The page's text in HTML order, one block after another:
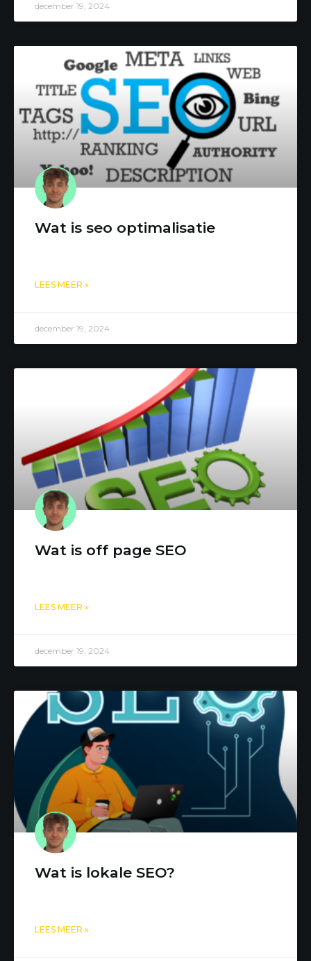
december 19, 2024
Wat is seo optimalisatie
LEES MEER »
december 19, 2024
Wat is off page SEO
LEES MEER »
december 19, 2024
Wat is lokale SEO?
LEES MEER »